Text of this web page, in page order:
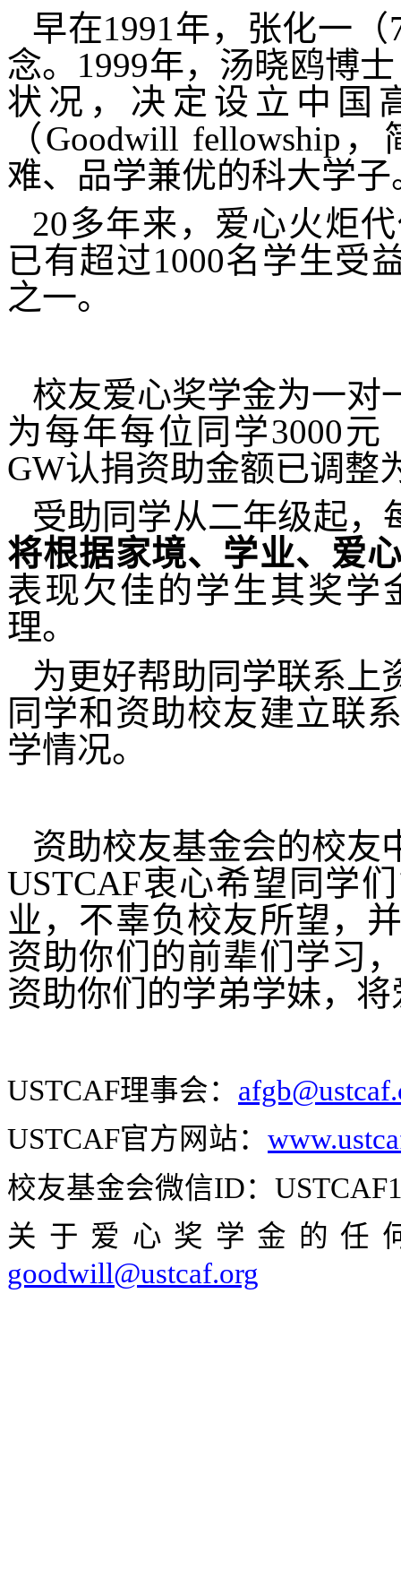
早在1991年，张化一（
念。 1999年，汤晓鸥博
状况，决定设立中国
（ Goodwill fellowship ，
难、品学兼优的科大学子
20多年来，爱心火炬
已有超过1000名学生受
之一。
校友爱心奖学金为一对
为每年每位同学3000元
GW认捐资助金额已调整
受助同学从二年级起，
将根据家境、学业、爱
表现欠佳的学生其奖学
理。
为更好帮助同学联系上
同学和资助校友建立联
学情况。
资助校友基金会的校友
USTCAF衷心希望同学
业，不辜负校友所望，
资助你们的前辈们学习
资助你们的学弟学妹，
USTCAF理事会：
USTCAF官方网站：
校友基金会微信ID：
关于爱心奖学金的任
goodwill@ustcaf.org